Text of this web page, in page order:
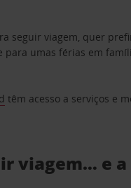
seguir viagem, quer
umas férias em
têm acesso a serviços e
viagem… e